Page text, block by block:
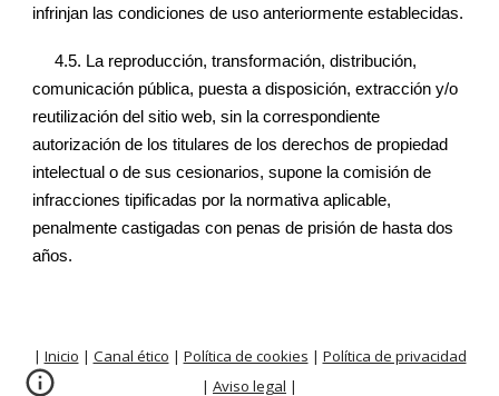
infrinjan las condiciones de uso anteriormente establecidas.
4.5. La reproducción, transformación, distribución,
comunicación pública, puesta a disposición, extracción y/o
reutilización del sitio web, sin la correspondiente
autorización de los titulares de los derechos de propiedad
intelectual o de sus cesionarios, supone la comisión de
infracciones tipificadas por la normativa aplicable,
penalmente castigadas con penas de prisión de hasta dos
años.
| Inicio | Canal ético | Política de cookies | Política de privacidad
| Aviso legal |